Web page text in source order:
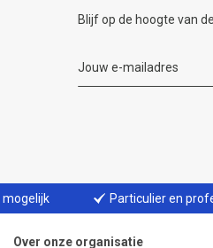
Blijf op de hoogte van
mogelijk Particulier en
Over onze organisatie